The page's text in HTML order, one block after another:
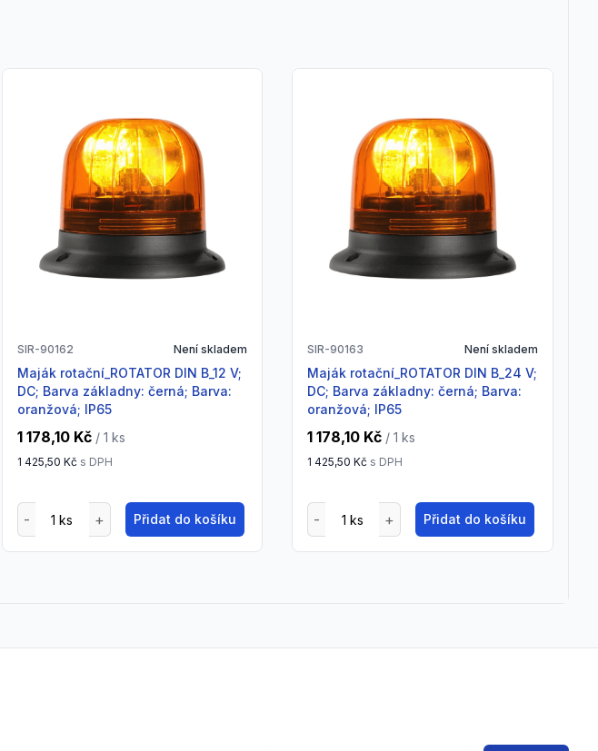
SIR-90162 Není skladem
Maják rotační_ROTATOR DIN B_12 V;
DC; Barva základny: černá; Barva:
oranžová; IP65
1 178,10 Kč / 1 ks
1 425,50 Kč s DPH
Přidat do košíku
SIR-90163 Není skladem
Maják rotační_ROTATOR DIN B_24 V;
DC; Barva základny: černá; Barva:
oranžová; IP65
1 178,10 Kč / 1 ks
1 425,50 Kč s DPH
Přidat do košíku